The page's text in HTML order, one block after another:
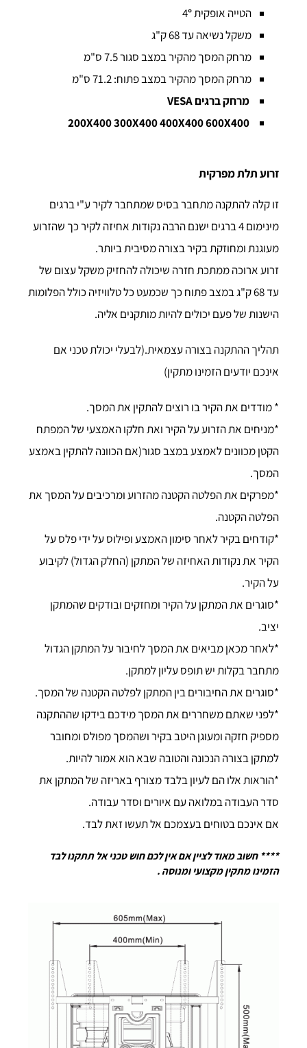
הטייה אופקית 4°
משקל נשיאה עד 68 ק"ג
מרחק המסך מהקיר במצב סגור 7.5 ס"מ
מרחק המסך מהקיר במצב פתוח: 71.2 ס"מ
מרחק ברגים VESA
00 400X400 600X400
זרוע תלת מפרקית
זו קלה להתקנה מתחבר בסיס שמתחבר לקיר ע"י ברגים
מינימום 4 ברגים ישנם הרבה נקודות אחיזה לקיר כך שהזרוע
מעוגנת ומחוזקת בקיר בצורה מסיבית ביותר.
זרוע ארוכה ממתכת חזרה שיכולה להחזיק משקל עצום של
עד 68 ק"ג במצב פתוח כך שכמעט כל טלוויזיה כולל הפלומות
הישנות של פעם יכולים להיות מותקנים אליה.
תהליך ההתקנה בצורה עצמאית.(לבעלי יכולת טכני אם
אינכם יודעים הזמינו מתקין)
* מודדים את הקיר בו רוצים להתקין את המסך.
*מניחים את הזרוע על הקיר ואת חלקו האמצעי של המפתח
הקטן מכוונים לאמצע במצב סגור(אם הכוונה להתקין באמצע
המסך.
*מפרקים את הפלטה הקטנה מהזרוע ומרכיבים על המסך את
הפלטה הקטנה.
*קודחים בקיר לאחר סימון האמצע ופילוס על ידי פלס על
הקיר את נקודות האחיזה של המתקן (החלק הגדול) לקיבוע
על הקיר.
*סוגרים את המתקן על הקיר ומחזקים ובודקים שהמתקן
יציב.
*לאחר מכאן מביאים את המסך לחיבור על המתקן הגדול
מתחבר בקלות יש תופס עליון למתקן.
*סוגרים את החיבורים בין המתקן לפלטה הקטנה של המסך.
*לפני שאתם משחררים את המסך מידכם בידקו שההתקנה
מספיק חזקה ומעוגן היטב בקיר ושהמסך מפולס ומחובר
למתקן בצורה הנכונה והטובה שבא הוא אמור להיות.
*הוראות אלו הם לעיון בלבד מצורף באריזה של המתקן את
סדר העבודה במלואה עם איורים וסדר עבודה.
אם אינכם בטוחים בעצמכם אל תעשו זאת לבד.
**** חשוב מאוד לציין אם אין לכם חוש טכני אל תתקנו לבד
הזמינו מתקין מקצועי ומנוסה .